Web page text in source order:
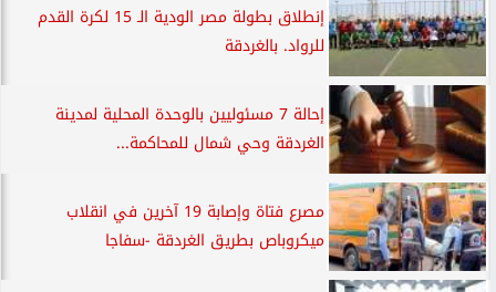
إنطلاق بطولة مصر الودية الـ 15 لكرة القدم
للرواد. بالغردقة
إحالة 7 مسئوليين بالوحدة المحلية لمدينة
الغردقة وحي شمال للمحاكمة...
مصرع فتاة وإصابة 19 آخرين في انقلاب
ميكروباص بطريق الغردقة -سفاجا